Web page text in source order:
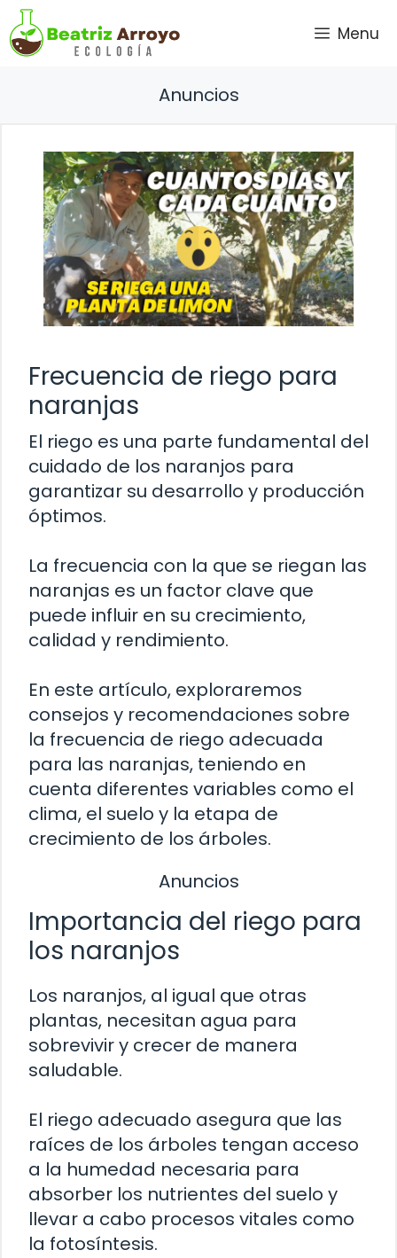
Saltar
al
contenido
Menu
Anuncios
Frecuencia de riego para
naranjas
El riego es una parte fundamental del
cuidado de los naranjos para
garantizar su desarrollo y producción
óptimos.
La frecuencia con la que se riegan las
naranjas es un factor clave que
puede influir en su crecimiento,
calidad y rendimiento.
En este artículo, exploraremos
consejos y recomendaciones sobre
la frecuencia de riego adecuada
para las naranjas, teniendo en
cuenta diferentes variables como el
clima, el suelo y la etapa de
crecimiento de los árboles.
Anuncios
Importancia del riego para
los naranjos
Los naranjos, al igual que otras
plantas, necesitan agua para
sobrevivir y crecer de manera
saludable.
El riego adecuado asegura que las
raíces de los árboles tengan acceso
a la humedad necesaria para
absorber los nutrientes del suelo y
llevar a cabo procesos vitales como
la fotosíntesis.